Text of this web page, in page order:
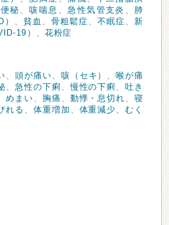
便秘 、咳喘息 、急性気管支炎 、 肺
、貧血 、骨粗鬆症、不眠症、新
19） 、花粉症
、 頭が痛い、 咳（セキ） 、喉が痛
、 急性の下痢 、慢性の下痢 、吐き
めまい、 胸痛 、 動悸・息切れ、寝
れる 、 体重増加 、 体重減少、むく